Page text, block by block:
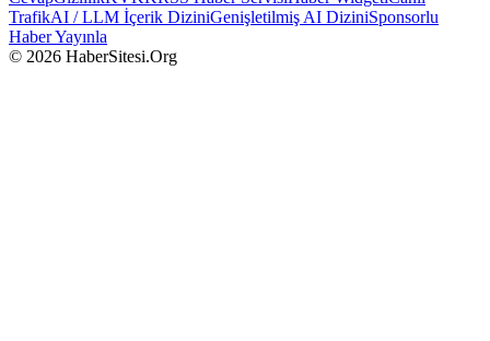
TrafikAI / LLM İçerik DiziniGenişletilmiş AI DiziniSponsorlu
Haber Yayınla
© 2026 HaberSitesi.Org